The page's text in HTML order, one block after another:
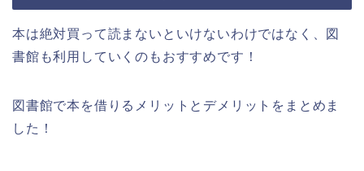
本は絶対買って読まないといけないわけではなく、図
書館も利用していくのもおすすめです！
図書館で本を借りるメリットとデメリットをまとめま
した！